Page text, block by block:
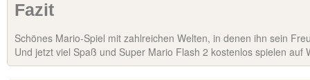
Fazit
Schönes Mario-Spiel mit zahlreichen Welten, in denen ihn sein
Und jetzt viel Spaß und Super Mario Flash 2 kostenlos spielen auf